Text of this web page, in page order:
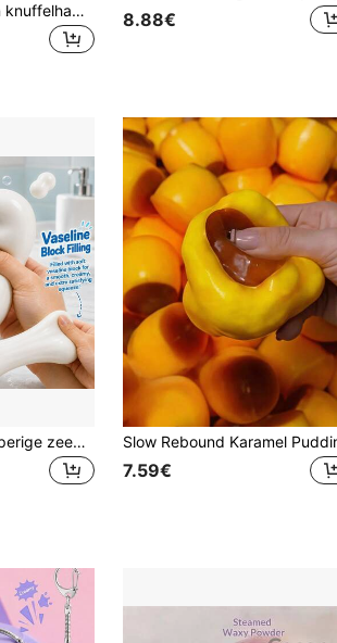
POKOJA LAND Een knuffelhamburger, realistisch en schattig, stressverlichtend, friemelspeeltje, zacht speeltje dat langzaam terugveert, speeltje voor tieners, een geweldig cadeau voor feestjes, verjaardagen en de feestdagen. 8.88€
2026 Nieuwe knapperige zeepachtige stressbal, zachte knijpbal met langzame terugslag in de vorm van zeep, knapperig knijpgevoel, zachte schattige romige aanraking vingertop speelgoed, ASMR sensorische anti-stress vakantiecadeau, creatieve verrassing, perfect cadeau voor terug naar school
7.59€